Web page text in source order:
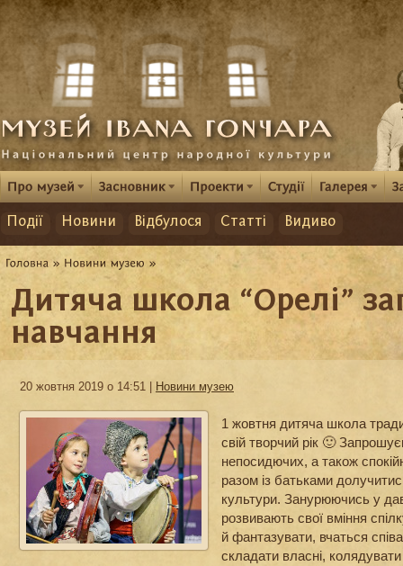
Події Новини Відбулося Статті Видиво
Дитяча школа “Орелі”
навчання
20 жовтня 2019 о 14:51 | Новини музею
1 жовтня дитяча школа
свій творчий рік 🙂
непосидючих, а також
разом із батьками
культури. Занурюючись у
розвивають свої вміння
й фантазувати, вчаться
складати власні,